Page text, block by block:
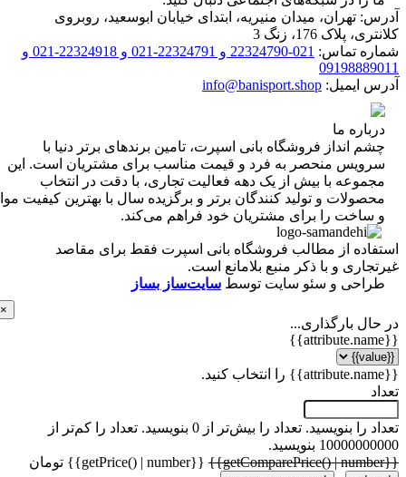
تهران، میدان منیریه، ابتدای خیابان ابوسعید، روبروی
پلاک 176، زنگ 3
تماس:
021-22324790 و 22324791-021 و 22324918-021 و
ایمیل: info@banisport.shop
ما
انداز فروشگاه‌ بانی اسپرت، تامین برندهای برتر دنیا با
منحصر به فرد و قیمت مناسب برای مشتریان است. این
با بیش از یک دهه فعالیت تجاری، با دقت در انتخاب
و تولید کنندگان برتر و برگزیده سال با بهترین کیفیت مواد
را برای مشتریان خود فراهم می‌کند.
از مطالب فروشگاه بانی اسپرت فقط برای مقاصد
و با ذکر منبع بلامانع است.
و سئو سایت توسطسایت‌ساز بساز
بارگذاری...
را بنویسید.تعداد را بیش‌تر از 0 بنویسید.
تعداد را کم‌تر از
بنویسید.
{{getPrice() | number}} تومان